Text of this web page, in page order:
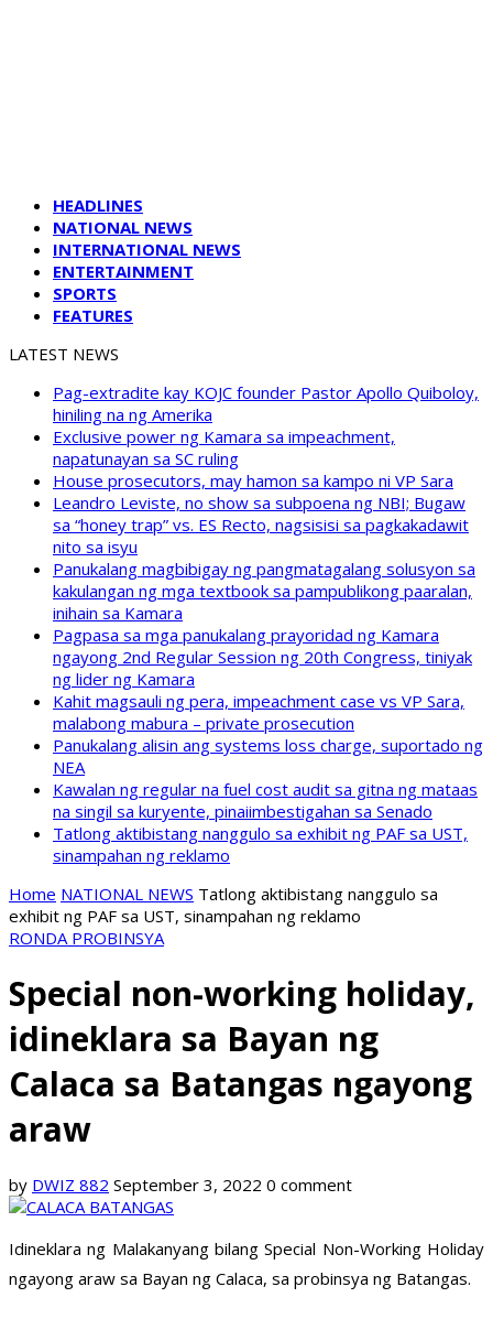
HEADLINES
NATIONAL NEWS
INTERNATIONAL NEWS
ENTERTAINMENT
SPORTS
FEATURES
LATEST NEWS
Pag-extradite kay KOJC founder Pastor Apollo Quiboloy,
hiniling na ng Amerika
Exclusive power ng Kamara sa impeachment,
napatunayan sa SC ruling
House prosecutors, may hamon sa kampo ni VP Sara
Leandro Leviste, no show sa subpoena ng NBI; Bugaw
sa “honey trap” vs. ES Recto, nagsisisi sa pagkakadawit
nito sa isyu
Panukalang magbibigay ng pangmatagalang solusyon sa
kakulangan ng mga textbook sa pampublikong paaralan,
inihain sa Kamara
Pagpasa sa mga panukalang prayoridad ng Kamara
ngayong 2nd Regular Session ng 20th Congress, tiniyak
ng lider ng Kamara
Kahit magsauli ng pera, impeachment case vs VP Sara,
malabong mabura – private prosecution
Panukalang alisin ang systems loss charge, suportado ng
NEA
Kawalan ng regular na fuel cost audit sa gitna ng mataas
na singil sa kuryente, pinaiimbestigahan sa Senado
Tatlong aktibistang nanggulo sa exhibit ng PAF sa UST,
sinampahan ng reklamo
Home NATIONAL NEWS Tatlong aktibistang nanggulo sa
exhibit ng PAF sa UST, sinampahan ng reklamo
RONDA PROBINSYA
Special non-working holiday,
idineklara sa Bayan ng
Calaca sa Batangas ngayong
araw
by DWIZ 882 September 3, 2022 0 comment
Idineklara ng Malakanyang bilang Special Non-Working Holiday
ngayong araw sa Bayan ng Calaca, sa probinsya ng Batangas.